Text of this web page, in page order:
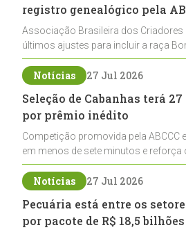
registro genealógico pela
Associação Brasileira dos Criadores
últimos ajustes para incluir a raça
de registros, abrindo caminho para
pecuária nacional
Notícias 27 Jul 2026
Seleção de Cabanhas terá
por prêmio inédito
Competição promovida pela
em menos de sete minutos e reforça
cabanhas na seleção genética de
ao laço
Notícias 27 Jul 2026
Pecuária está entre os
por pacote de R$ 18,5